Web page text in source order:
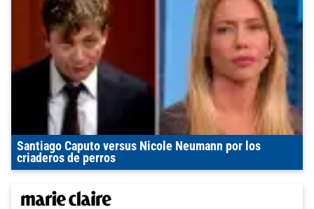
Santiago Caputo versus Nicole Neumann por los
criaderos de perros